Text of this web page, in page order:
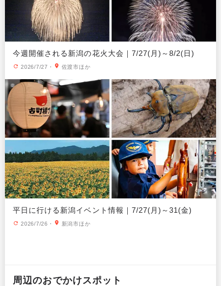
今週開催される新潟の花火大会｜7/27(月)～8/2(日)
2026/7/27 ・ 佐渡市ほか
平日に行ける新潟イベント情報｜7/27(月)～31(金)
2026/7/26 ・ 新潟市ほか
周辺のおでかけスポット